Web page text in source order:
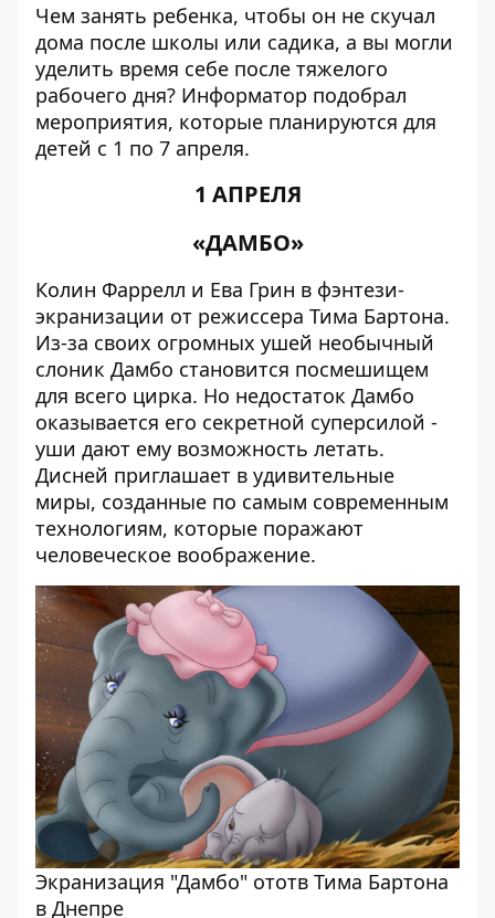
Чем занять ребенка, чтобы он не скучал
дома после школы или садика, а вы могли
уделить время себе после тяжелого
рабочего дня? Информатор подобрал
мероприятия, которые планируются для
детей с 1 по 7 апреля.
1 АПРЕЛЯ
«ДАМБО»
Колин Фаррелл и Ева Грин в фэнтези-
экранизации от режиссера Тима Бартона.
Из-за своих огромных ушей необычный
слоник Дамбо становится посмешищем
для всего цирка. Но недостаток Дамбо
оказывается его секретной суперсилой -
уши дают ему возможность летать.
Дисней приглашает в удивительные
миры, созданные по самым современным
технологиям, которые поражают
человеческое воображение.
Экранизация "Дамбо" ототв Тима Бартона
в Днепре